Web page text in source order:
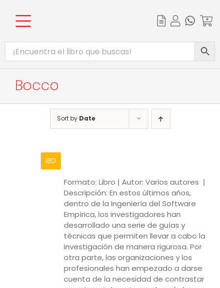
contentToggle
NavigationCATÁLOGO
PROMOCIONES
Bocco
Sort by Date
IBD
Formato: Libro | Autor: Varios autores |
Descripción: En estos últimos años,
dentro de la Ingeniería del Software
Empírica, los investigadores han
desarrollado una serie de guías y
técnicas que permiten llevar a cabo la
investigación de manera rigurosa. Por
otra parte, las organizaciones y los
profesionales han empezado a darse
cuenta de la necesidad de contrastar